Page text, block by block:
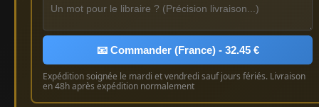
📧 Commander (France) - 32.45 €
Expédition soignée le mardi et vendredi sauf jours fériés. Livraison
en 48h après expédition normalement